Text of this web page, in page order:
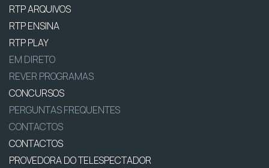
RTP ARQUIVOS
RTP ENSINA
RTP PLAY
EM DIRETO
REVER PROGRAMAS
CONCURSOS
PERGUNTAS FREQUENTES
CONTACTOS
CONTACTOS
PROVEDORA DO TELESPECTADOR